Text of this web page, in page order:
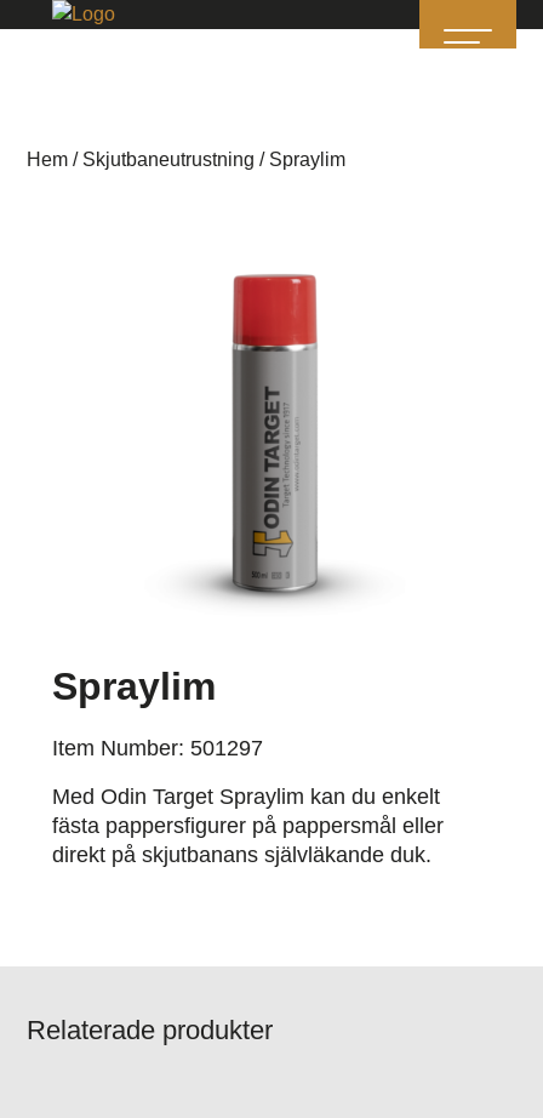
Hem / Skjutbaneutrustning / Spraylim
Spraylim
Item Number: 501297
Med Odin Target Spraylim kan du enkelt
fästa pappersfigurer på pappersmål eller
direkt på skjutbanans självläkande duk.
Relaterade produkter